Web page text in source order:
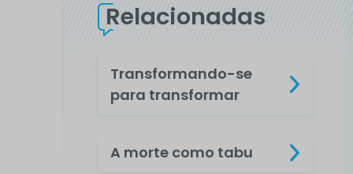
Relacionadas
Transformando-se
para transformar
A morte como tabu